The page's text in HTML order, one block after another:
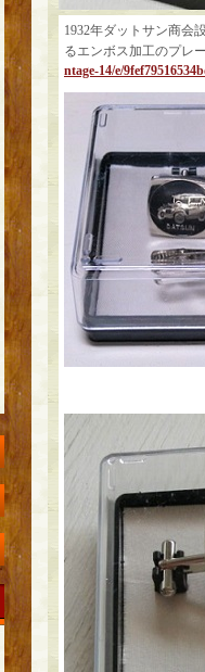
1932年ダットサン商会
るエンボス加工のプレ
ntage-14/e/